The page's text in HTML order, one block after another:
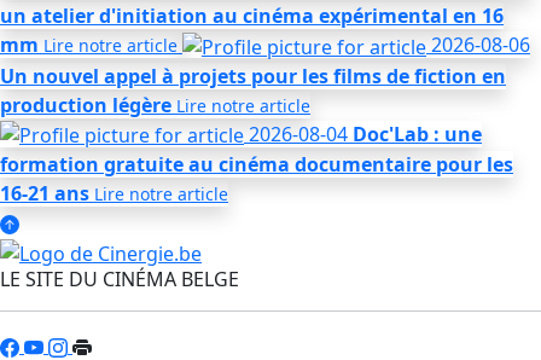
un atelier d'initiation au cinéma expérimental en 16
mm Lire notre article
2026-08-06
Un nouvel appel à projets pour les films de fiction en
production légère Lire notre article
2026-08-04 Doc'Lab : une
formation gratuite au cinéma documentaire pour les
16-21 ans Lire notre article
LE SITE DU CINÉMA BELGE